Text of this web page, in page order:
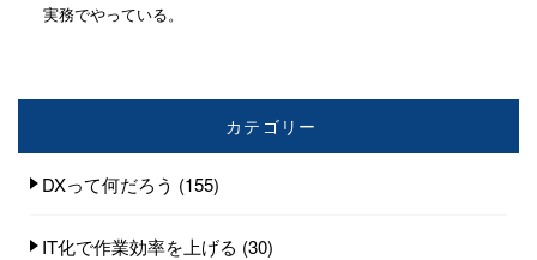
実務でやっている。
カテゴリー
DXって何だろう (155)
IT化で作業効率を上げる (30)